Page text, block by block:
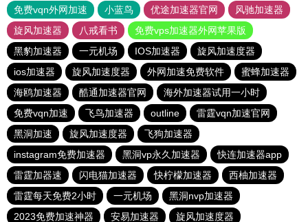
免费vqn外网加速
小蓝鸟 优途加速器官网
风驰加速器
旋风加速器
八戒看书
免费vps加速器外网苹果版
黑豹加速器
一元机场 IOS加速器
旋风加速度器
ios加速器
旋风加速度器 外网加速免费软件
蜜蜂加速器
海鸥加速器
酷通加速器官网
海外加速器试用一小时
免费vqn加速
飞鸟加速器 outline
雷霆vqn加速官网
黑洞加速
旋风加速度器
飞狗加速器
instagram免费加速器
黑洞vp永久加速器
快连加速器app
雷霆加器速
闪电猫加速器 快柠檬加速器
西柚加速器
雷霆每天免费2小时
一元机场
黑洞nvp加速器
2023免费加速神器
安易加速器 旋风加速度器